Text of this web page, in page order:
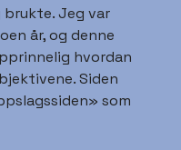
Jeg var
år, og denne
hvordan
Siden
som